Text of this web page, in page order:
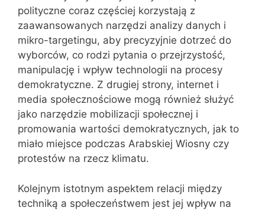
polityczne coraz częściej korzystają z
zaawansowanych narzędzi analizy danych i
mikro-targetingu, aby precyzyjnie dotrzeć do
wyborców, co rodzi pytania o przejrzystość,
manipulację i wpływ technologii na procesy
demokratyczne. Z drugiej strony, internet i
media społecznościowe mogą również służyć
jako narzędzie mobilizacji społecznej i
promowania wartości demokratycznych, jak to
miało miejsce podczas Arabskiej Wiosny czy
protestów na rzecz klimatu.
Kolejnym istotnym aspektem relacji między
techniką a społeczeństwem jest jej wpływ na